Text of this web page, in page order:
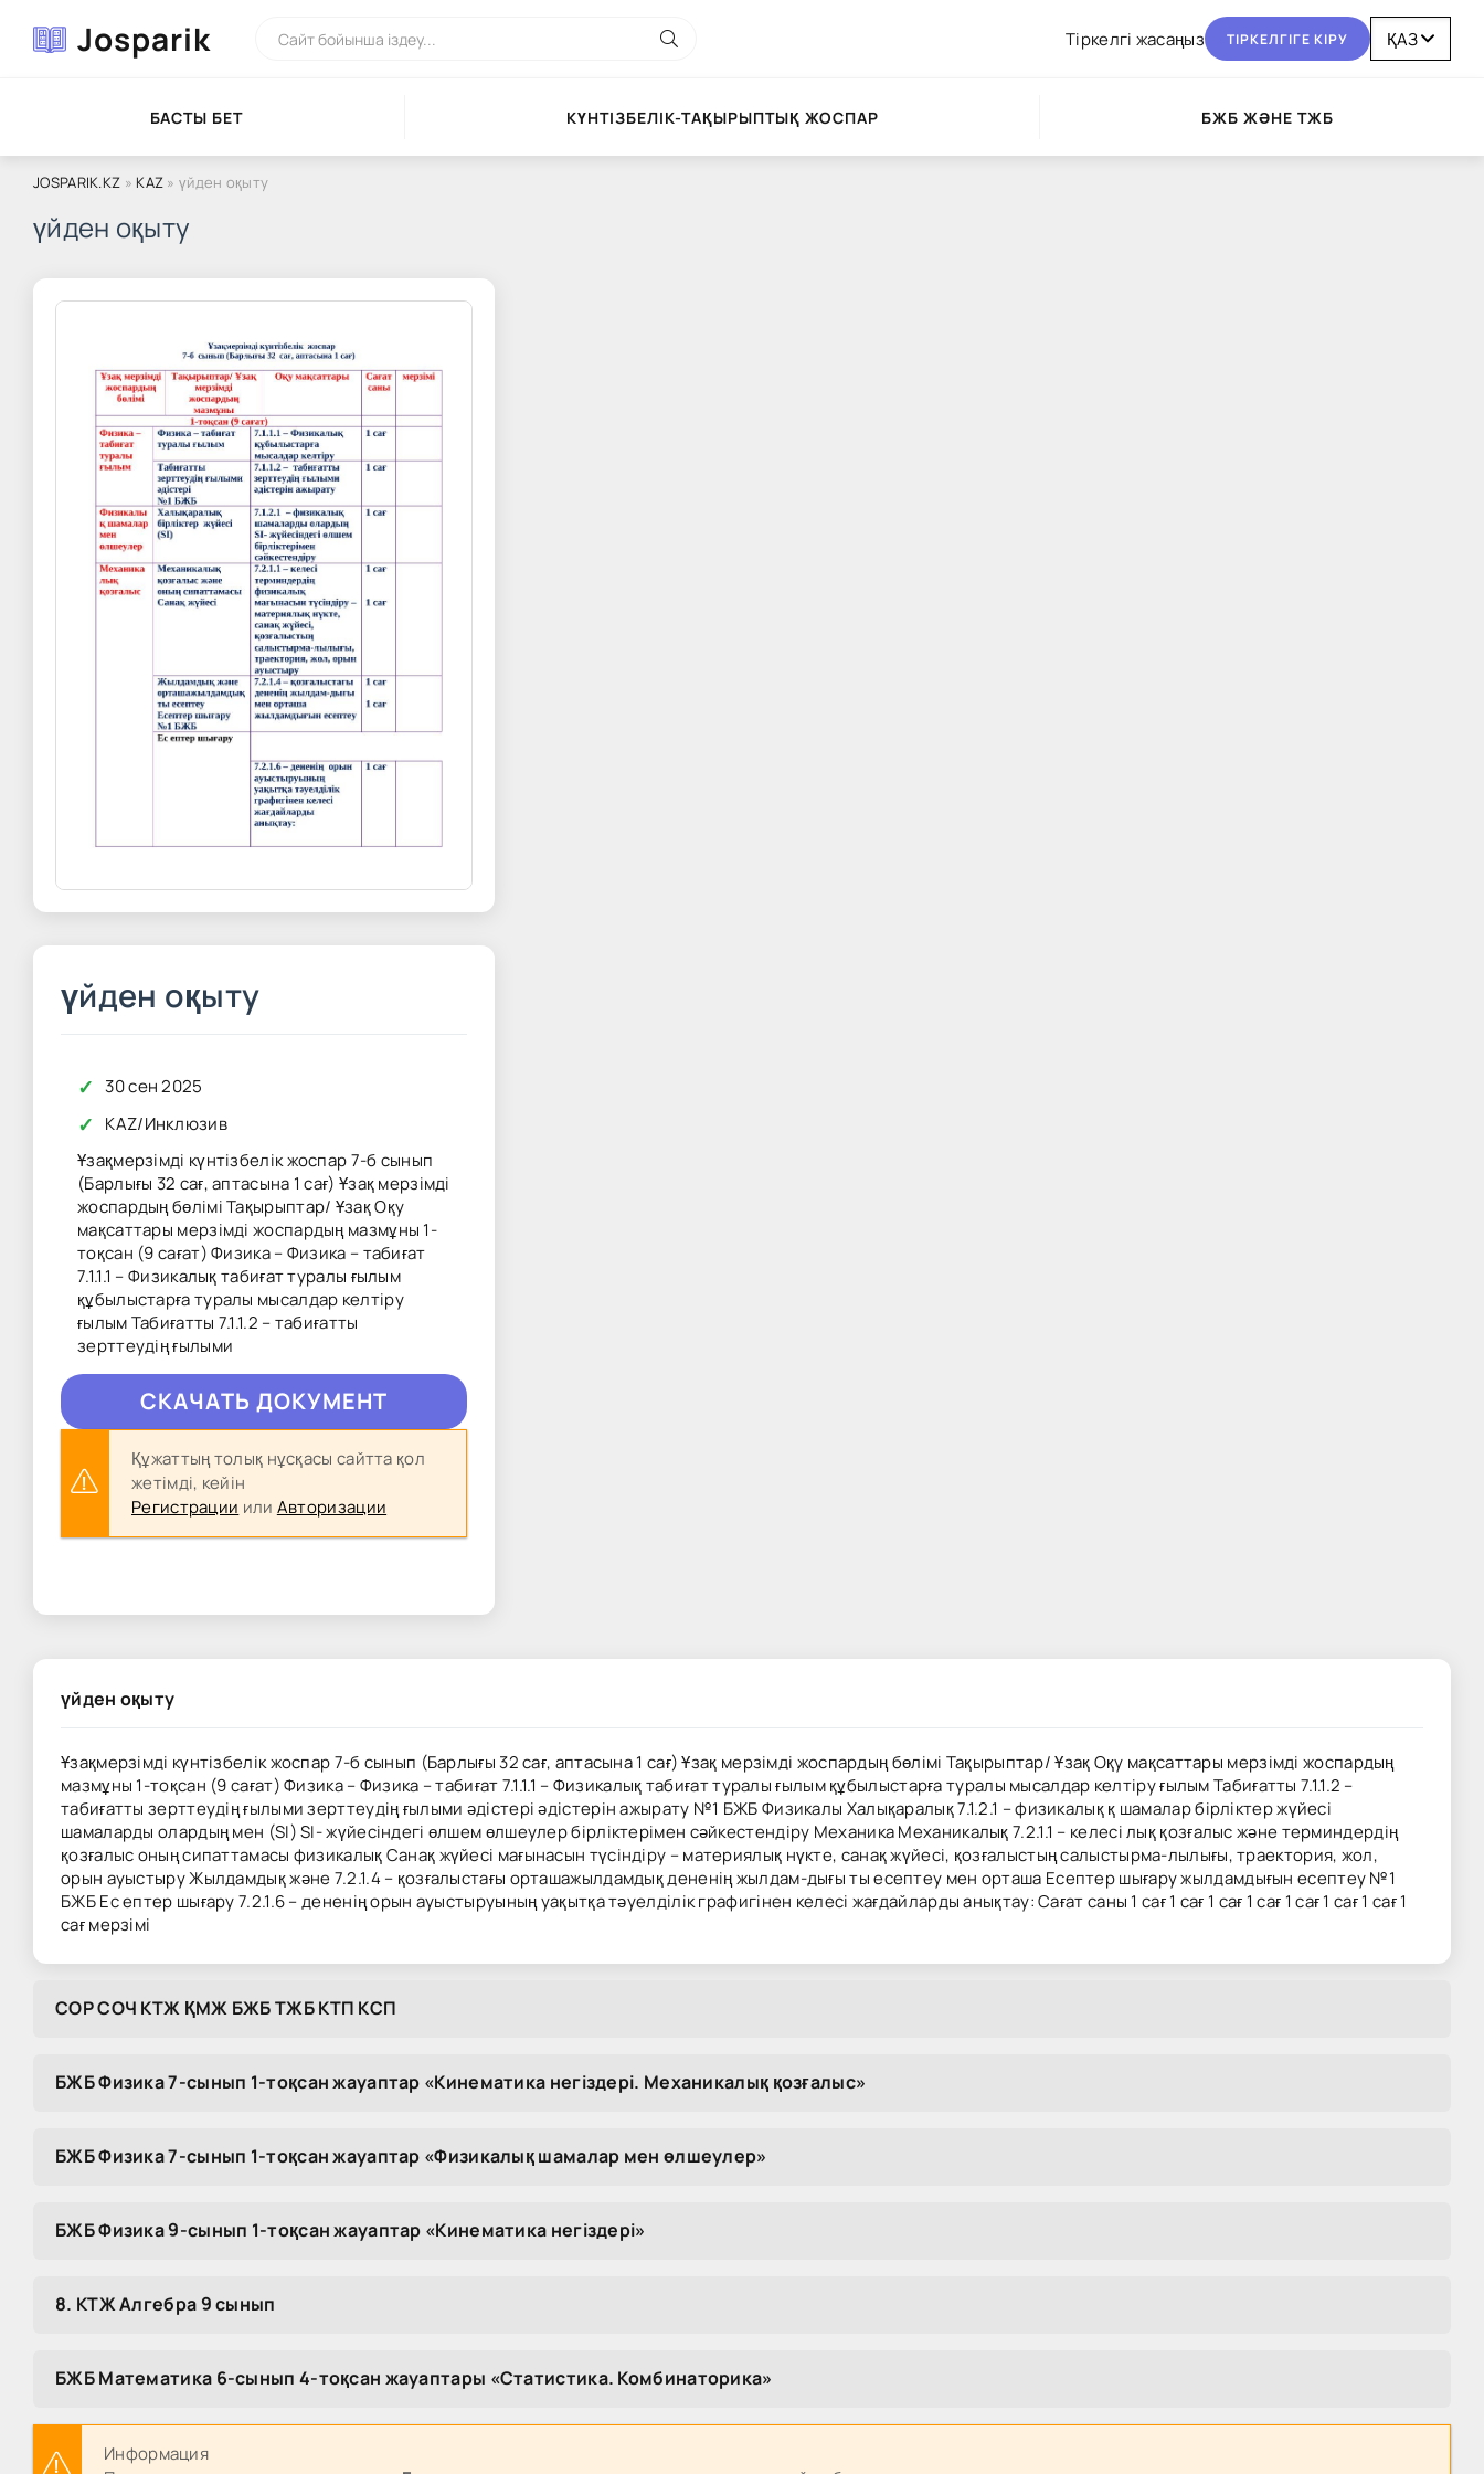
Josparik Тіркелгі жасаңыз ТІРКЕЛГІГЕ КІРУ
БАСТЫ БЕТ КҮНТІЗБЕЛІК-ТАҚЫРЫПТЫҚ ЖОСПАР БЖБ ЖӘНЕ ТЖБ
JOSPARIK.KZ » KAZ » үйден оқыту
үйден оқыту
үйден оқыту
✓ 30 сен 2025
✓ KAZ/Инклюзив
Ұзақмерзімді күнтізбелік жоспар 7-б сынып
(Барлығы 32 сағ, аптасына 1 сағ) Ұзақ мерзімді
жоспардың бөлімі Тақырыптар/ Ұзақ Оқу
мақсаттары мерзімді жоспардың мазмұны 1-
тоқсан (9 сағат) Физика – Физика – табиғат
7.1.1.1 – Физикалық табиғат туралы ғылым
құбылыстарға туралы мысалдар келтіру
ғылым Табиғатты 7.1.1.2 – табиғатты
зерттеудің ғылыми
CКAЧAТЬ ДОКУМЕНТ
Құжаттың толық нұсқасы сайтта қол
жетімді, кейін
Регистрации или Авторизации
үйден оқыту
Ұзақмерзімді күнтізбелік жоспар 7-б сынып (Барлығы 32 сағ, аптасына 1 сағ) Ұзақ мерзімді жоспардың бөлімі Тақырыптар/ Ұзақ Оқу мақсаттары мерзімді жоспардың
мазмұны 1-тоқсан (9 сағат) Физика – Физика – табиғат 7.1.1.1 – Физикалық табиғат туралы ғылым құбылыстарға туралы мысалдар келтіру ғылым Табиғатты 7.1.1.2 –
табиғатты зерттеудің ғылыми зерттеудің ғылыми әдістері әдістерін ажырату №1 БЖБ Физикалы Халықаралық 7.1.2.1 – физикалық қ шамалар бірліктер жүйесі
шамаларды олардың мен (SI) SI- жүйесіндегі өлшем өлшеулер бірліктерімен сәйкестендіру Механика Механикалық 7.2.1.1 – келесі лық қозғалыс және терминдердің
қозғалыс оның сипаттамасы физикалық Санақ жүйесі мағынасын түсіндіру – материялық нүкте, санақ жүйесі, қозғалыстың салыстырма-лылығы, траектория, жол,
орын ауыстыру Жылдамдық және 7.2.1.4 – қозғалыстағы орташажылдамдық дененің жылдам-дығы ты есептеу мен орташа Есептер шығару жылдамдығын есептеу №1
БЖБ Ес ептер шығару 7.2.1.6 – дененің орын ауыстыруының уақытқа тәуелділік графигінен келесі жағдайларды анықтау: Сағат саны 1 сағ 1 сағ 1 сағ 1 сағ 1 сағ 1 сағ 1 сағ 1
сағ мерзімі
COP COЧ KTЖ ҚMЖ БЖБ TЖБ KTП KCП
БЖБ Физика 7-сынып 1-тоқсан жауаптар «Кинематика негіздері. Механикалық қозғалыс»
БЖБ Физика 7-сынып 1-тоқсан жауаптар «Физикалық шамалар мен өлшеулер»
БЖБ Физика 9-сынып 1-тоқсан жауаптар «Кинематика негіздері»
8. КТЖ Алгебра 9 сынып
БЖБ Математика 6-сынып 4-тоқсан жауаптары «Статистика. Комбинаторика»
Информация